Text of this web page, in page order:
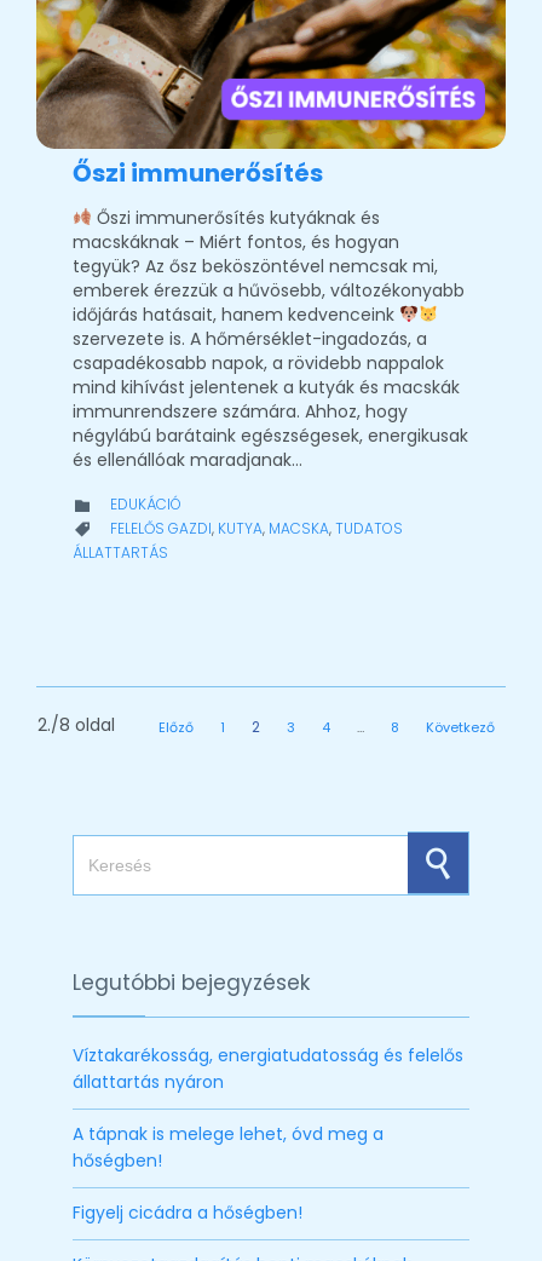
Őszi immunerősítés
Őszi immunerősítés kutyáknak és
macskáknak – Miért fontos, és hogyan
tegyük? Az ősz beköszöntével nemcsak mi,
emberek érezzük a hűvösebb, változékonyabb
időjárás hatásait, hanem kedvenceink
szervezete is. A hőmérséklet-ingadozás, a
csapadékosabb napok, a rövidebb nappalok
mind kihívást jelentenek a kutyák és macskák
immunrendszere számára. Ahhoz, hogy
négylábú barátaink egészségesek, energikusak
és ellenállóak maradjanak…
 CATEGORY
EDUKÁCIÓ
 CATEGORY
FELELŐS GAZDI, KUTYA, MACSKA,TUDATOS
ÁLLATTARTÁS
2./8 oldal Előző 1 2 3 4 … 8 Következő
Legutóbbi bejegyzések
Víztakarékosság, energiatudatosság és felelős
állattartás nyáron
A tápnak is melege lehet, óvd meg a
hőségben!
Figyelj cicádra a hőségben!